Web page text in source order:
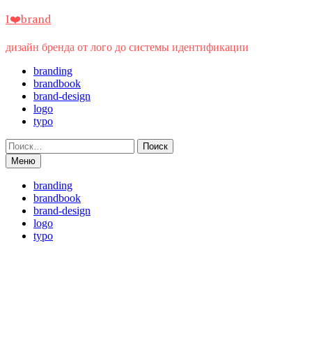
Перейти
содержимому
I❤️brand
дизайн бренда от лого до системы идентификации
branding
brandbook
brand-design
logo
typo
Найти:
Меню
branding
brandbook
brand-design
logo
typo